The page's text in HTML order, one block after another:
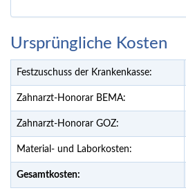
Ursprüngliche Kosten
Festzuschuss der Krankenkasse:
Zahnarzt-Honorar BEMA:
Zahnarzt-Honorar GOZ:
Material- und Laborkosten:
Gesamtkosten: